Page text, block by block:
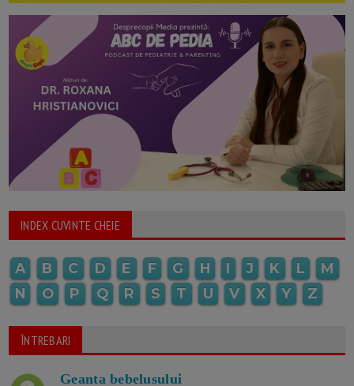
INDEX CUVINTE CHEIE
A B C D E F G H I J K L
M
N
O P Q R S T U V X Y Z
ÎNTREBARI
Geanta bebelusului